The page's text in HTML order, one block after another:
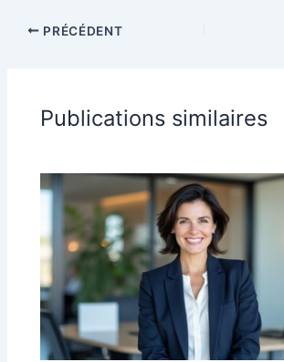
PRÉCÉDENT
Publications similaires